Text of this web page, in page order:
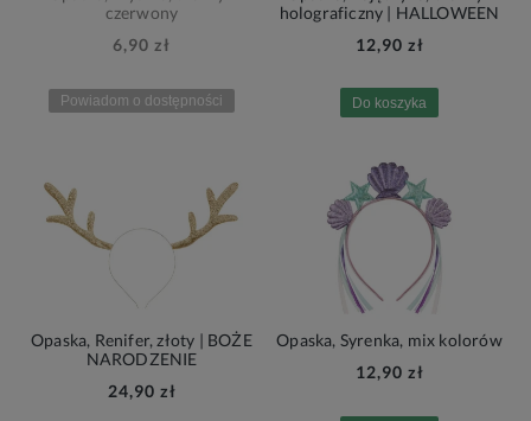
czerwony
6,90 zł
Powiadom o dostępności
holograficzny | HALLOWEEN
12,90 zł
Do koszyka
Opaska, Renifer, złoty | BOŻE
NARODZENIE
24,90 zł
Opaska, Syrenka, mix kolorów
12,90 zł